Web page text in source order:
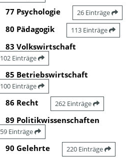
77 Psychologie 26 Einträge
80 Pädagogik 113 Einträge
83 Volkswirtschaft
102 Einträge
85 Betriebswirtschaft
100 Einträge
86 Recht 262 Einträge
89 Politikwissenschaften
59 Einträge
90 Gelehrte 220 Einträge